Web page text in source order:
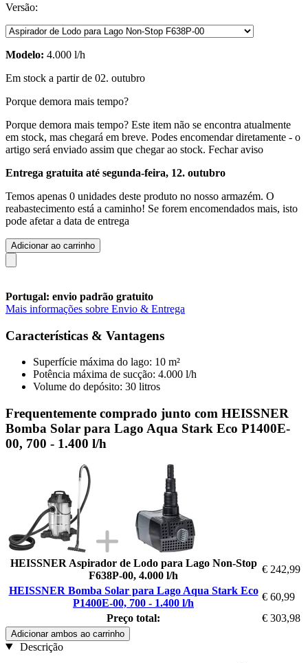
Versão:
Modelo: 4.000 l/h
Em stock a partir de 02. outubro
Porque demora mais tempo?
Porque demora mais tempo? Este item não se encontra atualmente
em stock, mas chegará em breve. Podes encomendar diretamente - o
artigo será enviado assim que chegar ao stock. Fechar aviso
Entrega gratuita até segunda-feira, 12. outubro
Temos apenas 0 unidades deste produto no nosso armazém. O
reabastecimento está a caminho! Se forem encomendados mais, isto
pode afetar a data de entrega
Adicionar ao carrinho
Portugal: envio padrão gratuito
Mais informações sobre Envio & Entrega
Características & Vantagens
Superfície máxima do lago: 10 m²
Potência máxima de sucção: 4.000 l/h
Volume do depósito: 30 litros
Frequentemente comprado junto com HEISSNER
Bomba Solar para Lago Aqua Stark Eco P1400E-
00, 700 - 1.400 l/h
HEISSNER Aspirador de Lodo para Lago Non-Stop
F638P-00, 4.000 l/h
€ 242,99
HEISSNER Bomba Solar para Lago Aqua Stark Eco
P1400E-00, 700 - 1.400 l/h
€ 60,99
Preço total:
€ 303,98
Adicionar ambos ao carrinho
Descrição